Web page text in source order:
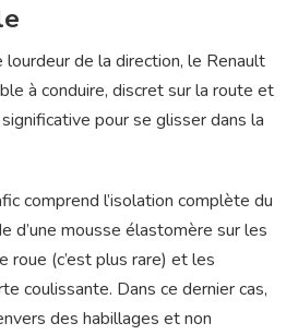
lourdeur de la direction, le Renault
à conduire, discret sur la route et
pour se glisser dans la
comprend l’isolation complète du
d’une mousse élastomère sur les
roue (c’est plus rare) et les
coulissante. Dans ce dernier cas,
des habillages et non